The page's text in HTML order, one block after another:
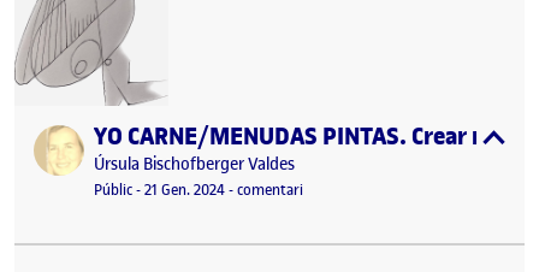
Publicat perYO CARNE/MENUDAS PINTAS. Crear
Publicat per
Úrsula Bischofberger Valdes
Visibilitat:
Públic-Data de publicació
21 Gen. 202421 gener, 2024 9:37 pm
-comentariel YO CARNE/MENUDAS PINTAS.